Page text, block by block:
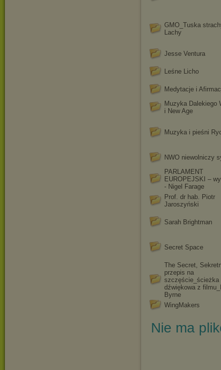
GMO_Tuska
Lachy
Jesse Ventura
Leśne Licho
Medytacje i
Muzyka Dalekiego
i New Age
Muzyka i pieśni
NWO niewolniczy
PARLAMENT
EUROPEJSKI –
- Nigel Farage
Prof. dr hab. Piotr
Jaroszyński
Sarah Brightman
Secret Space
The Secret,
przepis na
szczęście_ścieżka
dźwiękowa z
Byrne
WingMakers
Nie ma